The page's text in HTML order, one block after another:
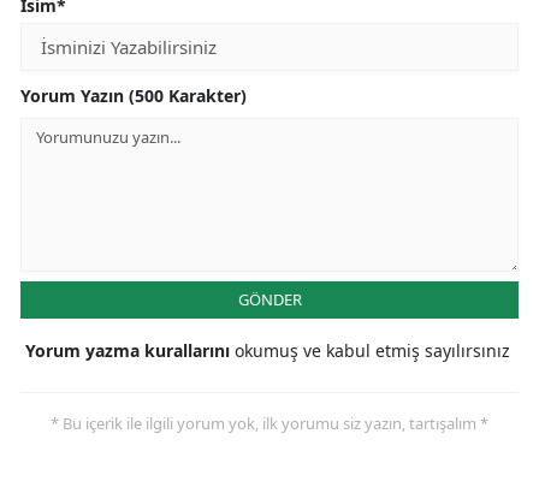
İsim*
Yorum Yazın (500 Karakter)
GÖNDER
Yorum yazma kurallarını okumuş ve kabul etmiş sayılırsınız
* Bu içerik ile ilgili yorum yok, ilk yorumu siz yazın, tartışalım *